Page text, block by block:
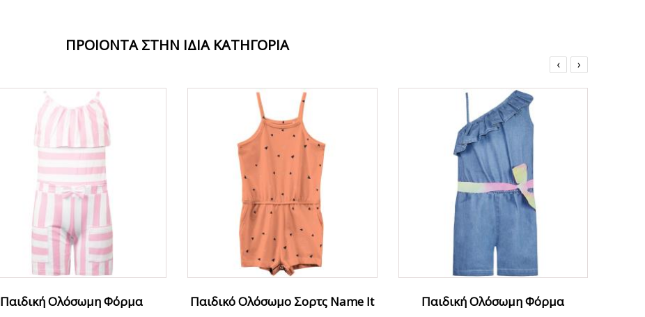
ΠΡΟΙΟΝΤΑ ΣΤΗΝ ΙΔΙΑ ΚΑΤΗΓΟΡΙΑ
‹ ›
Παιδική Ολόσωμη Φόρμα Παιδικό Ολόσωμο Σορτς Name It Παιδική Ολόσωμη Φόρμα